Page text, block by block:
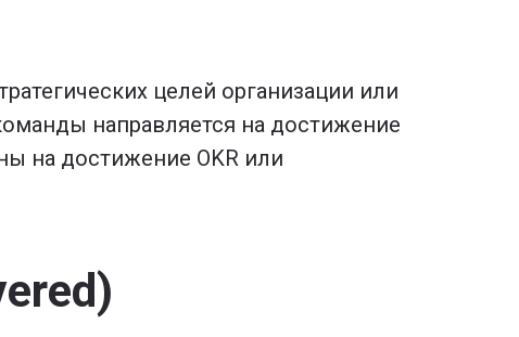
целей организации или
направляется на достижение
на достижение OKR или